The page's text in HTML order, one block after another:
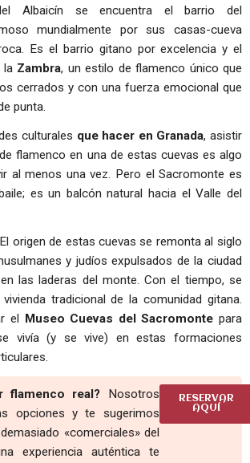
Albaicín se encuentra el barrio del
mundialmente por sus casas-cueva
Es el barrio gitano por excelencia y el
la Zambra, un estilo de flamenco único que
cerrados y con una fuerza emocional que
punta.
culturales que hacer en Granada, asistir
flamenco en una de estas cuevas es algo
al menos una vez. Pero el Sacromonte es
es un balcón natural hacia el Valle del
El origen de estas cuevas se remonta al siglo
y judíos expulsados de la ciudad
las laderas del monte. Con el tiempo, se
tradicional de la comunidad gitana.
el Museo Cuevas del Sacromonte para
vivía (y se vive) en estas formaciones
flamenco real? Nosotros
opciones y te sugerimos
«comerciales» del
experiencia auténtica te
RESERVAR
AQUÍ